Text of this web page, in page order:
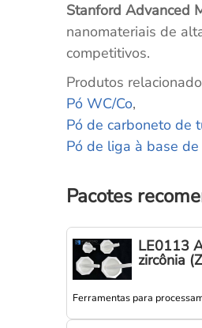
Stanford Advanced
nanomateriais de
competitivos.
Produtos
Pó WC/Co,
Pó de carboneto de
Pó de liga à base
Pacotes
LE0113
zircônia
Ferramentas para